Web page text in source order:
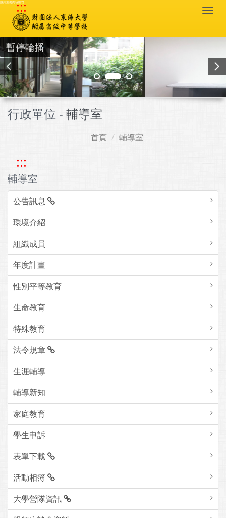
跳到主要內容區塊
:::
暫停輪播
行政單位 - 輔導室
首頁 輔導室
:::
輔導室
公告訊息
環境介紹
組織成員
年度計畫
性別平等教育
生命教育
特殊教育
法令規章
生涯輔導
輔導新知
家庭教育
學生申訴
表單下載
活動相簿
大學營隊資訊